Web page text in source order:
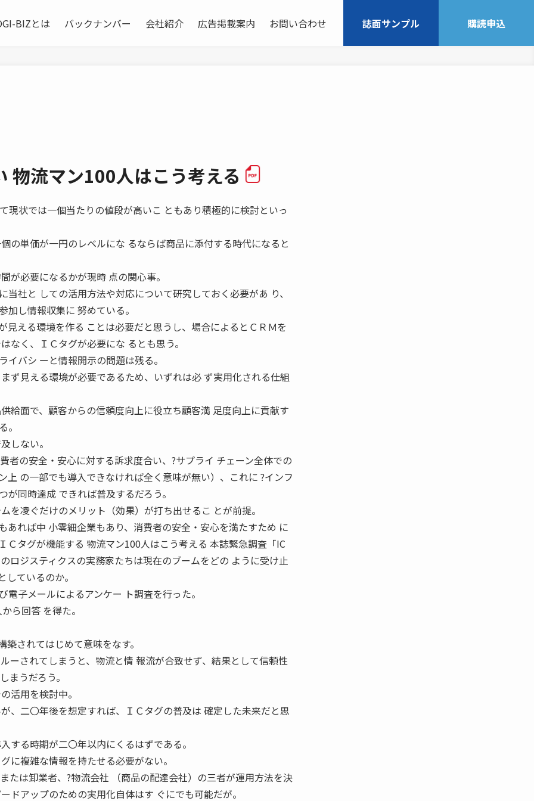
BIZとは バックナンバー 会社紹介 広告掲載案内 お問い合わせ 誌面サンプル 購読申込
物流マン100人はこう考える
現状では一個当たりの値段が高いこ ともあり積極的に検討といっ
の単価が一円のレベルにな るならば商品に添付する時代になると
が必要になるかが現時 点の関心事。
当社と しての活用方法や対応について研究しておく必要があ り、
し情報収集に 努めている。
見える環境を作る ことは必要だと思うし、場合によるとＣＲＭを
なく、ＩＣタグが必要にな るとも思う。
バシ ーと情報開示の問題は残る。
ず見える環境が必要であるため、いずれは必 ず実用化される仕組
給面で、顧客からの信頼度向上に役立ち顧客満 足度向上に貢献す
。
しない。
者の安全・安心に対する訴求度合い、?サプライ チェーン全体での
上 の一部でも導入できなければ全く意味が無い）、これに ?インフ
同時達成 できれば普及するだろう。
を凌ぐだけのメリット（効果）が打ち出せるこ とが前提。
あれば中 小零細企業もあり、消費者の安全・安心を満たすため に
Ｃタグが機能する 物流マン100人はこう考える 本誌緊急調査「IC
ロジスティクスの実務家たちは現在のブームをどの ように受け止
ているのか。
子メールによるアンケー ト調査を行った。
ら回答 を得た。
されてはじめて意味をなす。
ーされてしまうと、物流と情 報流が合致せず、結果として信頼性
まうだろう。
活用を検討中。
、二〇年後を想定すれば、ＩＣタグの普及は 確定した未来だと思
する時期が二〇年以内にくるはずである。
に複雑な情報を持たせる必要がない。
たは卸業者、?物流会社 （商品の配達会社）の三者が運用方法を決
ドアップのための実用化自体はす ぐにでも可能だが。